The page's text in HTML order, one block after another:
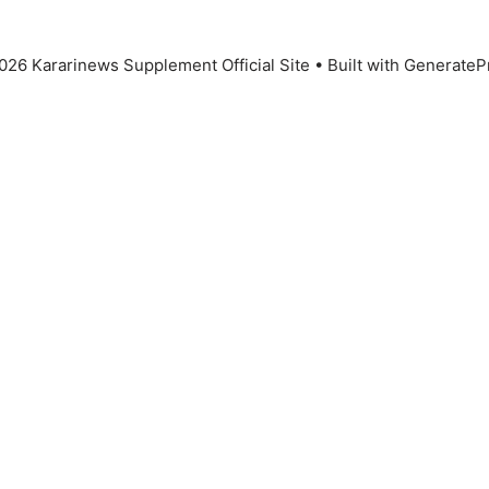
Kararinews Supplement Official Site • Built with